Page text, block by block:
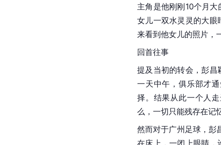
主角是他刚刚10个月
女儿一双水灵灵的大眼
来看到他女儿的照片，
回首往事
提及当初的转会，彭昌
一天中午，俱乐部才
择。结果从此一个人
么，一切只能残存在记
然而对于广州 足球，彭
在床上，一闭上眼睛，